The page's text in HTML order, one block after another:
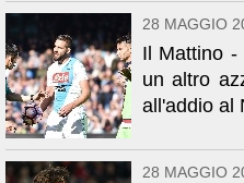
28 MAGGIO
Il Mattino -
un altro
all'addio al
28 MAGGIO